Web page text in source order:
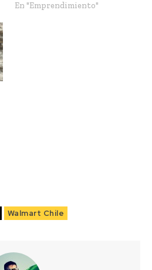
En "Emprendimiento"
Walmart Chile